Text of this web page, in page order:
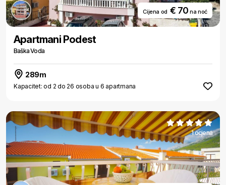
Cijena od € 70na noć
Apartmani Podest
Baška Voda
289m
Kapacitet: od 2 do 26 osoba u 6 apartmana
1 ocjena